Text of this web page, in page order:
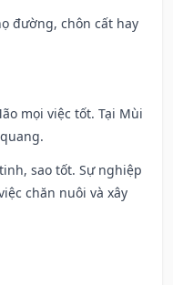
đường, chôn cất hay
mọi việc tốt. Tại Mùi
sao tốt. Sự nghiệp
chăn nuôi và xây